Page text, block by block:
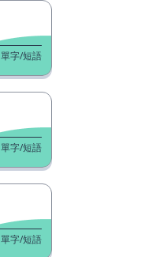
單字/短語
單字/短語
單字/短語